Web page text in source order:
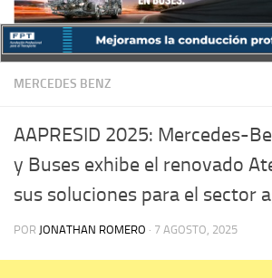
MERCEDES BENZ
AAPRESID 2025: Mercedes-
y Buses exhibe el renovado
sus soluciones para el sector
POR JONATHAN ROMERO · 7 AGOSTO, 2025